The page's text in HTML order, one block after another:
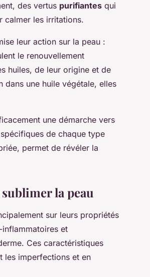
des vertus purifiantes qui
calmer les irritations.
leur action sur la peau :
le renouvellement
huiles, de leur origine et de
dans une huile végétale, elles
une démarche vers
de chaque type
permet de révéler la
la peau
sur leurs propriétés
inflammatoires et
Ces caractéristiques
les imperfections et en